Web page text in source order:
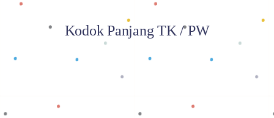
Kodok Panjang TK / PW